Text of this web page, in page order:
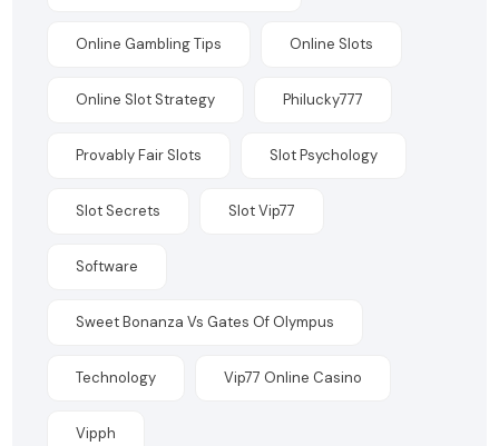
Online Gambling Tips Online Slots
Online Slot Strategy Philucky777
Provably Fair Slots Slot Psychology
Slot Secrets Slot Vip77
Software
Sweet Bonanza Vs Gates Of Olympus
Technology Vip77 Online Casino
Vipph